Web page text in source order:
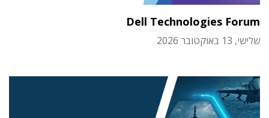
Dell Technologies Forum
שלישי, 13 באוקטובר 2026